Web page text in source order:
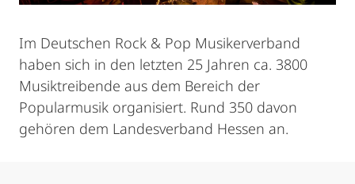
Im Deutschen Rock & Pop Musikerverband
haben sich in den letzten 25 Jahren ca. 3800
Musiktreibende aus dem Bereich der
Popularmusik organisiert. Rund 350 davon
gehören dem Landesverband Hessen an.